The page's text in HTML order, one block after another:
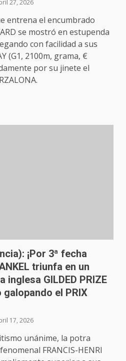
27, 2026
entrena el encumbrado
se mostró en estupenda
con facilidad a sus
(G1, 2100m, grama, €
por su jinete el
¡Por 3ª fecha
triunfa en un
inglesa GILDED PRIZE
el PRIX
17, 2026
unánime, la potra
FRANCIS-HENRI